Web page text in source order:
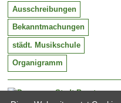
Stadt Barntrup
Ausschreibungen
Bekanntmachungen
städt. Musikschule
Organigramm